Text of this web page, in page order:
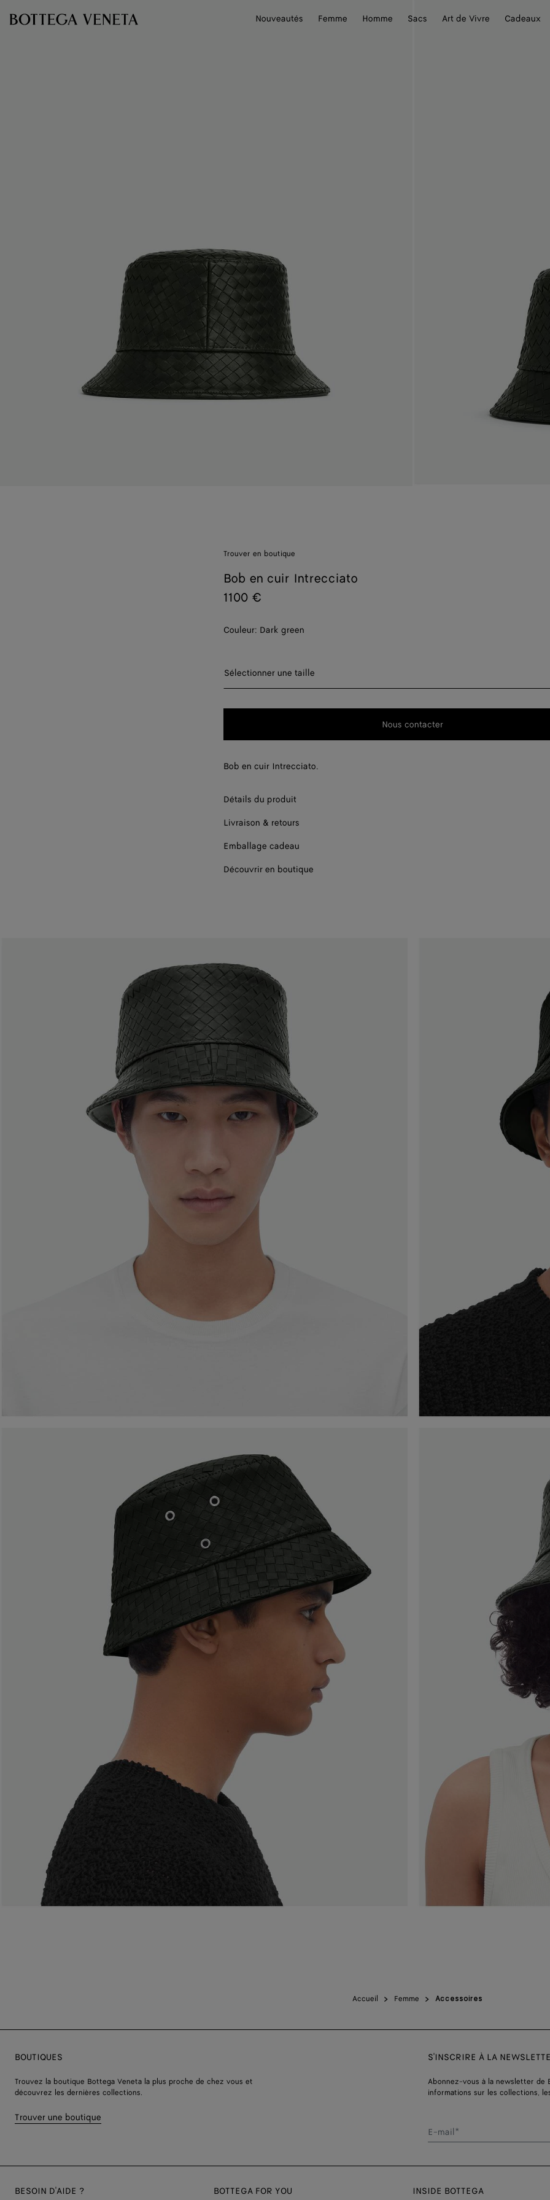
Nouveautés
Femme Homme Sacs Art de Vivre Cadeaux
Trouver en boutique
Bob en cuir Intrecciato
1100 €
Couleur: Dark green
Sélectionner une taille
Sélectionner une taille
Nous contacter
Bob en cuir Intrecciato.
Détails du produit
Livraison & retours
Emballage cadeau
Découvrir en boutique
Accueil Femme Accessoires
BOUTIQUES
Trouvez la boutique Bottega Veneta la plus proche de chez vous et
découvrez les dernières collections.
Trouver une boutique
S'INSCRIRE À LA
Abonnez-vous à la newsletter de
informations sur les collections,
E-mail*
BESOIN D'AIDE ? BOTTEGA FOR YOU INSIDE BOTTEGA